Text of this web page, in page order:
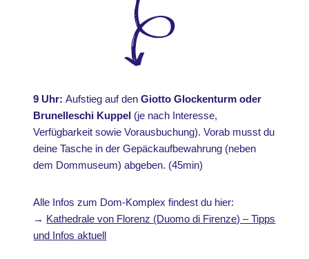
9 Uhr:Aufstieg auf denGiotto Glockenturm oder
Brunelleschi Kuppel (je nach Interesse,
Verfügbarkeit sowie Vorausbuchung). Vorab musst du
deine Tasche in der Gepäckaufbewahrung (neben
dem Dommuseum) abgeben. (45min)
Alle Infos zum Dom-Komplex findest du hier:
→ Kathedrale von Florenz (Duomo di Firenze) – Tipps
und Infos aktuell